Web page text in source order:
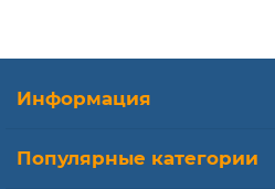
Информация
Популярные категории